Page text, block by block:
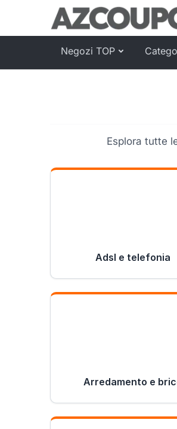
Negozi TOP
Esplora tutte
Adsl e telefonia
Arredamento e